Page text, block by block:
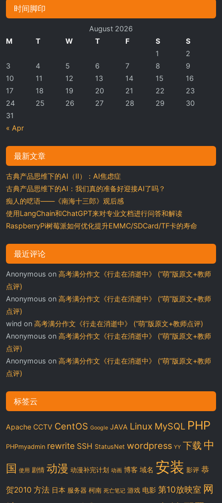
时间脚印
August 2026
M
T W T F S S
« Apr
1
2
3
4 5 6 7 8
9
10
11 12 13 14 15
16
17
18 19 20 21 22
23
24
25 26 27 28 29
30
31
最新文章
古典产品思维下的AI（II）：AI焦虑症
古典产品思维下的AI：我们真的准备好迎接AI了吗？
痴人的呓语——《南海十三郎》观后感
使用LangChain和ChatGPT来对专业文档进行问答和解读
RaspberryPi树莓派如何优化提升EMMC/SDCard/TF卡的寿命
最近评论
Anonymous on 高考满分作文《行走在消逝中》 (“萌”版原文+教师
点评)
Anonymous on 高考满分作文《行走在消逝中》 (“萌”版原文+教师
点评)
wind on 高考满分作文《行走在消逝中》 (“萌”版原文+教师点评)
Anonymous on 高考满分作文《行走在消逝中》 (“萌”版原文+教师
点评)
Anonymous on 高考满分作文《行走在消逝中》 (“萌”版原文+教师
点评)
标签云
Apache CCTV CentOS Google JAVA Linux MySQL PHP
PHPmyadmin rewrite SSH StatusNet wordpress YY 下载 中
国 使用 剧情 动漫 动漫补完计划 动画 博客 域名 安装 影评 恭
贺2010 方法 日本 服务器 柯南 死亡笔记 游戏 电影 第10放映室 网